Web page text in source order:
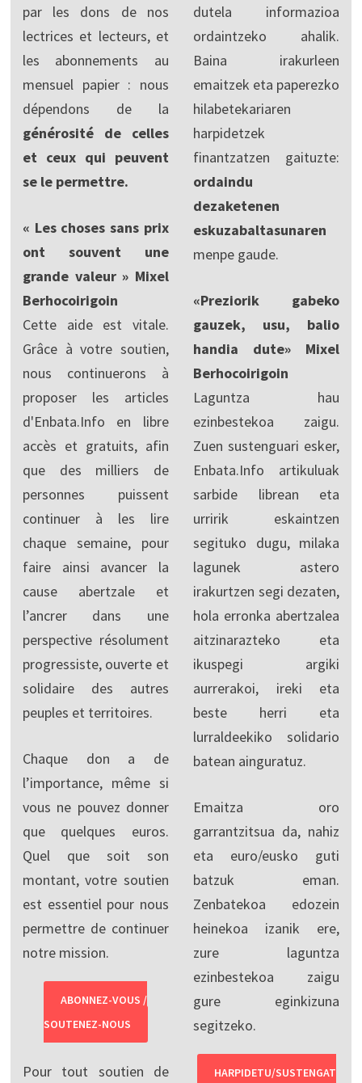
par les dons de nos
lectrices et lecteurs, et
les abonnements au
mensuel papier : nous
dépendons de la
générosité de celles
et ceux qui peuvent
se le permettre.
« Les choses sans prix
ont souvent une
grande valeur » Mixel
Berhocoirigoin
Cette aide est vitale.
Grâce à votre soutien,
nous continuerons à
proposer les articles
d'Enbata.Info en libre
accès et gratuits, afin
que des milliers de
personnes puissent
continuer à les lire
chaque semaine, pour
faire ainsi avancer la
cause abertzale et
l’ancrer dans une
perspective résolument
progressiste, ouverte et
solidaire des autres
peuples et territoires.
Chaque don a de
l’importance, même si
vous ne pouvez donner
que quelques euros.
Quel que soit son
montant, votre soutien
est essentiel pour nous
permettre de continuer
notre mission.
ABONNEZ-VOUS /
SOUTENEZ-NOUS
Pour tout soutien de
dutela informazioa
ordaintzeko ahalik.
Baina irakurleen
emaitzek eta paperezko
hilabetekariaren
harpidetzek
finantzatzen gaituzte:
ordaindu
dezaketenen
eskuzabaltasunaren
menpe gaude.
«Preziorik gabeko
gauzek, usu, balio
handia dute» Mixel
Berhocoirigoin
Laguntza hau
ezinbestekoa zaigu.
Zuen sustenguari esker,
Enbata.Info artikuluak
sarbide librean eta
urririk eskaintzen
segituko dugu, milaka
lagunek astero
irakurtzen segi dezaten,
hola erronka abertzalea
aitzinarazteko eta
ikuspegi argiki
aurrerakoi, ireki eta
beste herri eta
lurraldeekiko solidario
batean ainguratuz.
Emaitza oro
garrantzitsua da, nahiz
eta euro/eusko guti
batzuk eman.
Zenbatekoa edozein
heinekoa izanik ere,
zure laguntza
ezinbestekoa zaigu
gure eginkizuna
segitzeko.
HARPIDETU/SUSTENGAT